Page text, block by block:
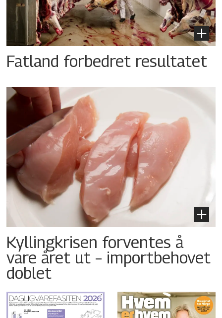
Fatland forbedret resultatet
Kyllingkrisen forventes å
vare året ut – importbehovet
doblet